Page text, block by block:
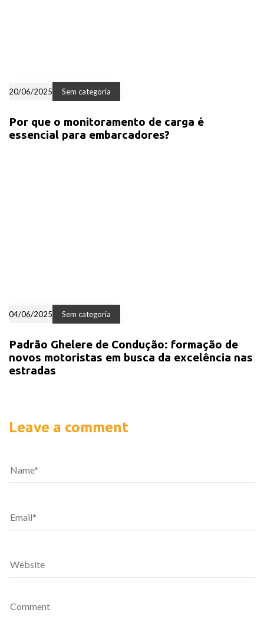
20/06/2025 Sem categoria
Por que o monitoramento de carga é
essencial para embarcadores?
04/06/2025 Sem categoria
Padrão Ghelere de Condução: formação de
novos motoristas em busca da excelência nas
estradas
Leave a comment